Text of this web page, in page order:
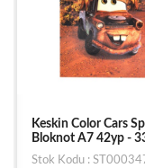
Keskin Color Cars
Bloknot A7 42yp -
Stok Kodu :